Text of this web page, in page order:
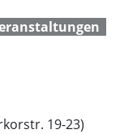
19-23)